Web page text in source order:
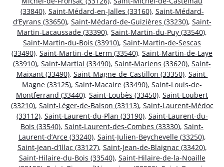
(33840), Saint-Médard-en-Jalles (33160), Saint-Médard-
d’Eyrans (33650), Saint-Médard-de-Guizières (33230), Saint-
Martin-Lacaussade (33390), Saint-Martin-du-Puy (33540),
Saint-Martin-du-Bois (33910), Saint-Martin-de-Sescas
(33490), Saint-Martin-de-Lerm (33540), Saint-Martin-de-Laye
(33910), Saint-Martial (33490), Saint-Mariens (33620), Saint-
Maixant (33490), Saint-Magne-de-Castillon (33350), Saint-
Magne (33125), Saint-Macaire (33490), Saint-Louis-de-
Montferrand (33440), Saint-Loubès (33450), Saint-Loubert
(33210), Saint-Léger-de-Balson (33113), Saint-Laurent-Médoc
(33112), Saint-Laurent-du-Plan (33190), Saint-Laurent-du-
Bois (33540), Saint-Laurent-des-Combes (33330), Saint-
Laurent-d’Arce (33240), Saint-Julien-Beychevelle (33250),
Saint-Jean-d’Illac (33127), Saint-Jean-de-Blaignac (33420),
Saint-Hilaire-du-Bois (33540), Saint-Hilaire-de-la-Noaille